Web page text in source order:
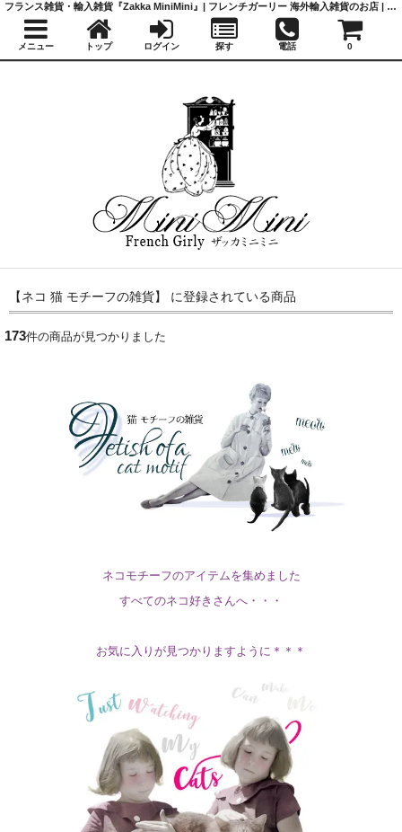
【ネコ 猫 モチーフの雑貨】 に登録されている商品
173件の商品が見つかりました
ネコモチーフのアイテムを集めました
すべてのネコ好きさんへ・・・
お気に入りが見つかりますように＊＊＊
フランス雑貨・輸入雑貨『Zakka MiniMini』| フレンチガーリー 海外輸入雑貨のお店 | かわいい雑貨 | 蚤の市 | アンティーク
メニュー トップ ログイン 探す 電話 0